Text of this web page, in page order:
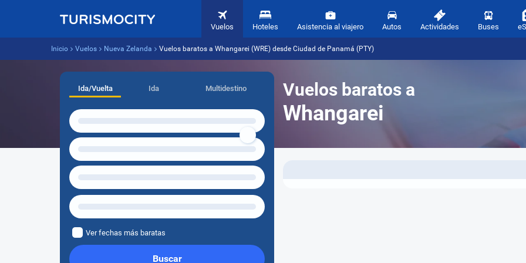
Vuelos Hoteles Asistencia al viajero Autos Actividades Buses
Inicio Vuelos Nueva Zelanda Vuelos baratos a Whangarei (WRE) desde Ciudad de Panamá (PTY)
Vuelos baratos a
Whangarei
Ida/Vuelta Ida Multidestino
Ver fechas más baratas
Buscar